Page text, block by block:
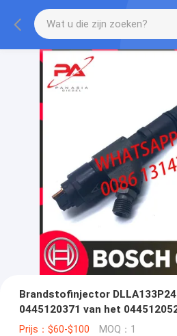
Brandstofinjector
0445120371 van het
Gemeenschappelijke Spoor
Prijs：$60-$100 MOQ：1